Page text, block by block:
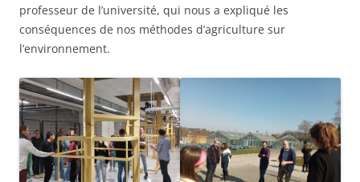
professeur de l’université, qui nous a expliqué les
conséquences de nos méthodes d’agriculture sur
l’environnement.